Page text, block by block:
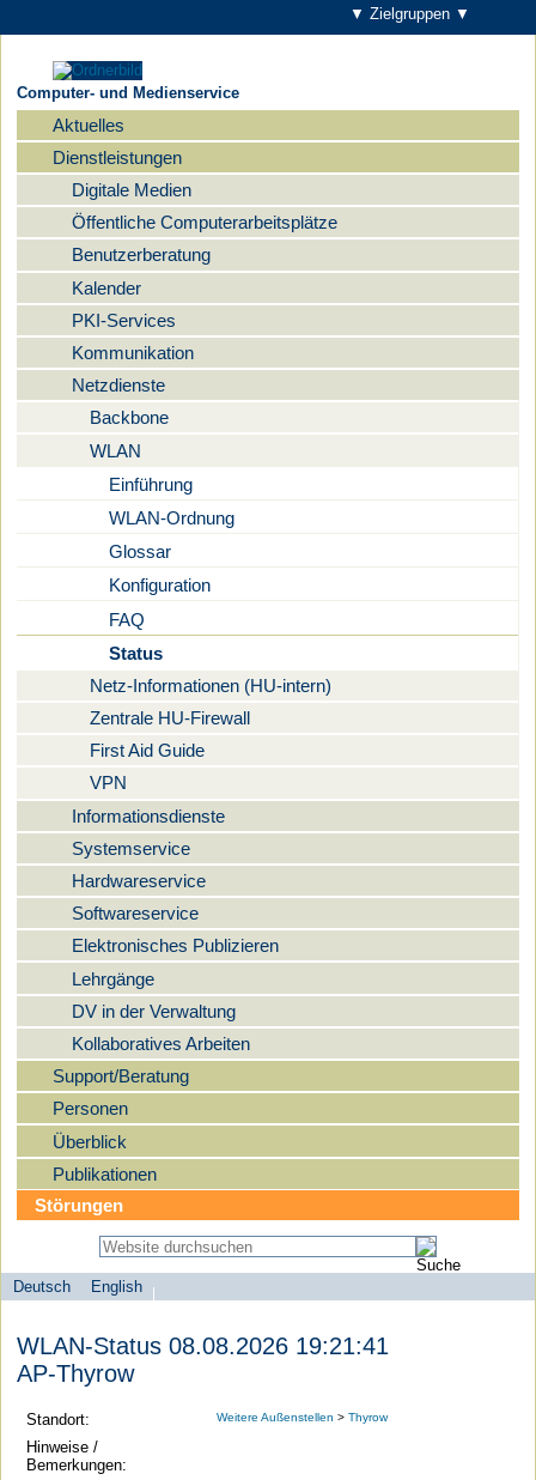
▼ Zielgruppen ▼
Computer- und Medienservice
Navigation
Aktuelles
Dienstleistungen
Digitale Medien
Öffentliche Computerarbeitsplätze
Benutzerberatung
Kalender
PKI-Services
Kommunikation
Netzdienste
Backbone
WLAN
Einführung
WLAN-Ordnung
Glossar
Konfiguration
FAQ
Status
Netz-Informationen (HU-intern)
Zentrale HU-Firewall
First Aid Guide
VPN
Informationsdienste
Systemservice
Hardwareservice
Softwareservice
Elektronisches Publizieren
Lehrgänge
DV in der Verwaltung
Kollaboratives Arbeiten
Support/Beratung
Personen
Überblick
Publikationen
Störungen
Sprachauswahl
Deutsch
English
search-menu
Universität
zu
Berlin
Computer-
WLAN-Status 08.08.2026 19:21:41
AP-Thyrow
Standort: Weitere Außenstellen >Thyrow
Hinweise /
Bemerkungen: